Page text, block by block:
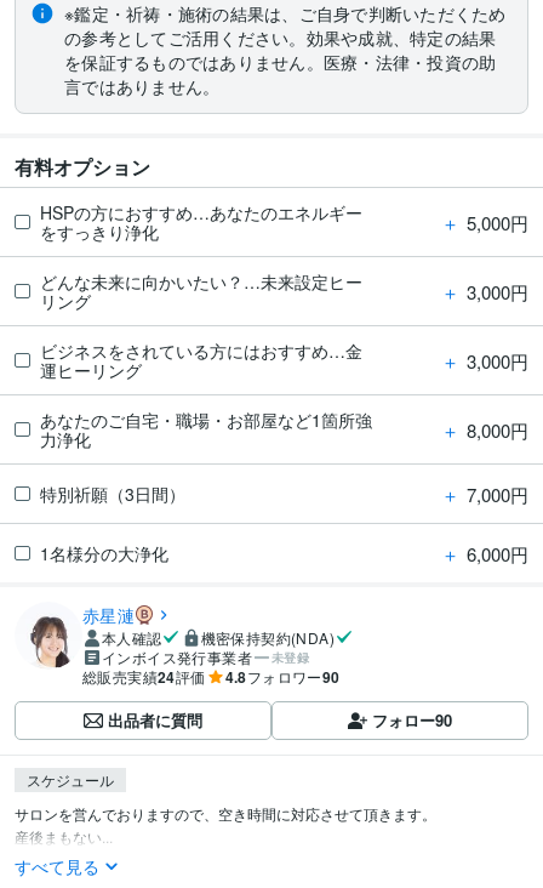
※鑑定・祈祷・施術の結果は、ご自身で判断いただくため
の参考としてご活用ください。効果や成就、特定の結果
を保証するものではありません。医療・法律・投資の助
言ではありません。
有料オプション
HSPの方におすすめ…あなたのエネルギー
をすっきり浄化
＋ 5,000円
どんな未来に向かいたい？…未来設定ヒー
リング
＋ 3,000円
ビジネスをされている方にはおすすめ…金
運ヒーリング
＋ 3,000円
あなたのご自宅・職場・お部屋など1箇所強
力浄化
＋ 8,000円
特別祈願（3日間） ＋ 7,000円
1名様分の大浄化 ＋ 6,000円
赤星漣
本人確認
機密保持契約(NDA)
インボイス発行事業者
未登録
総販売実績24評価 4.8フォロワー90
出品者に質問 フォロー90
スケジュール
サロンを営んでおりますので、空き時間に対応させて頂きます。
産後まもない...
すべて見る